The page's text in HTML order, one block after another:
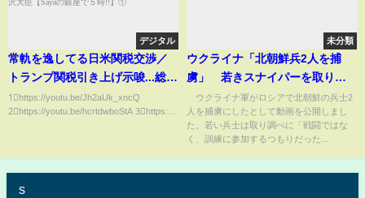
デジタル
常軌を逸してる日米関税交渉／
トランプ関税引き上げ示唆...総
理！あなたの出番です！／安倍
政権と石破政権のこの落差は一
1⃣https://youtu.be/Jh2aUk_xncQ
2⃣https://youtu.be/hcrtdwboStA 3⃣https:...
未分類
ウクライナ「北朝鮮兵2人を捕
虜」 若きスナイパーを取り調
べ「戦闘ではなく訓練に」【知
ってもっと】【グッド！モーニ
ング】(2025年1月13日)
ウクライナ軍がロシアで北朝鮮の兵士2
人を捕虜にしたとして動画を公開しまし
た。若い兵士は取り調べに「戦闘ではな
く、訓練に参加するつもりだった...
s